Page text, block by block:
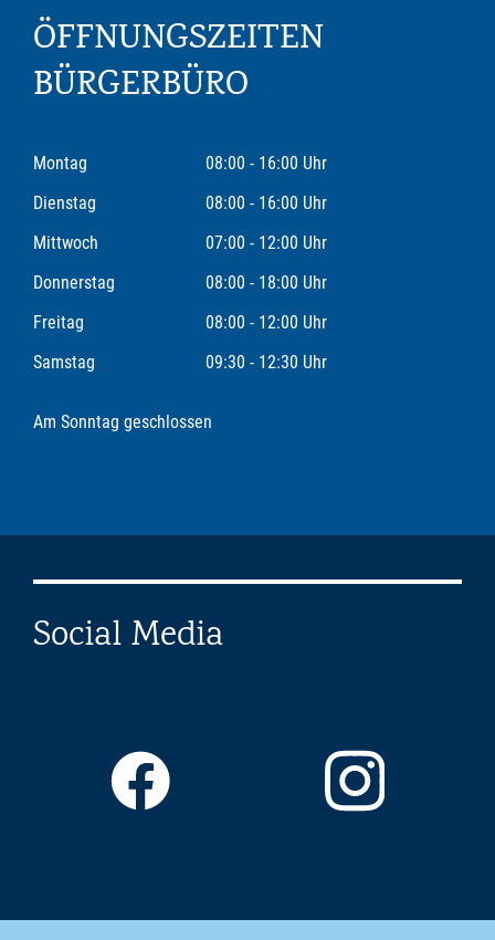
ÖFFNUNGSZEITEN
BÜRGERBÜRO
Montag
08:00 - 16:00 Uhr
Dienstag
08:00 - 16:00 Uhr
Mittwoch
07:00 - 12:00 Uhr
Donnerstag
08:00 - 18:00 Uhr
Freitag
08:00 - 12:00 Uhr
Samstag
09:30 - 12:30 Uhr
Am Sonntag geschlossen
Social Media